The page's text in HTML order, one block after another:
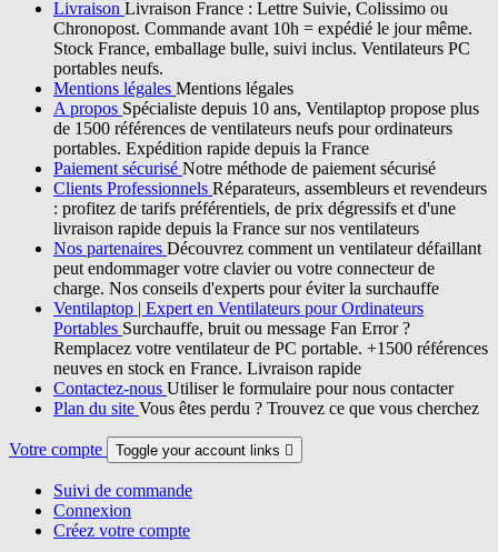
Livraison Livraison France : Lettre Suivie, Colissimo ou
Chronopost. Commande avant 10h = expédié le jour même.
Stock France, emballage bulle, suivi inclus. Ventilateurs PC
portables neufs.
Mentions légales Mentions légales
A propos Spécialiste depuis 10 ans, Ventilaptop propose plus
de 1500 références de ventilateurs neufs pour ordinateurs
portables. Expédition rapide depuis la France
Paiement sécurisé Notre méthode de paiement sécurisé
Clients Professionnels Réparateurs, assembleurs et revendeurs
: profitez de tarifs préférentiels, de prix dégressifs et d'une
livraison rapide depuis la France sur nos ventilateurs
Nos partenaires Découvrez comment un ventilateur défaillant
peut endommager votre clavier ou votre connecteur de
charge. Nos conseils d'experts pour éviter la surchauffe
Ventilaptop | Expert en Ventilateurs pour Ordinateurs
Portables Surchauffe, bruit ou message Fan Error ?
Remplacez votre ventilateur de PC portable. +1500 références
neuves en stock en France. Livraison rapide
Contactez-nous Utiliser le formulaire pour nous contacter
Plan du site Vous êtes perdu ? Trouvez ce que vous cherchez
Votre compte Toggle your account links 
Suivi de commande
Connexion
Créez votre compte